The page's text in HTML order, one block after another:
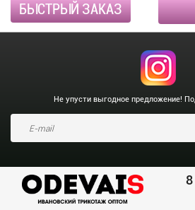
БЫСТРЫЙ ЗАКАЗ
Не упусти выгодное предложение!